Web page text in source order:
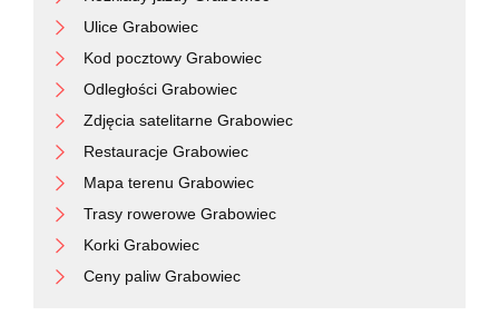
Ulice Grabowiec
Kod pocztowy Grabowiec
Odległości Grabowiec
Zdjęcia satelitarne Grabowiec
Restauracje Grabowiec
Mapa terenu Grabowiec
Trasy rowerowe Grabowiec
Korki Grabowiec
Ceny paliw Grabowiec